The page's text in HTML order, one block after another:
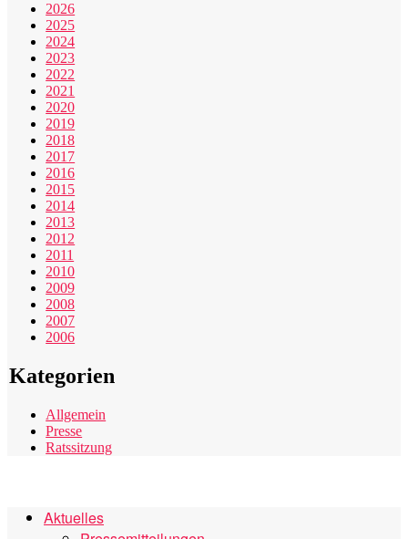
2026
2025
2024
2023
2022
2021
2020
2019
2018
2017
2016
2015
2014
2013
2012
2011
2010
2009
2008
2007
2006
Kategorien
Allgemein
Presse
Ratssitzung
Aktuelles